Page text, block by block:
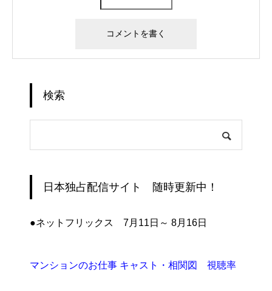
検索
日本独占配信サイト 随時更新中！
●ネットフリックス 7月11日～ 8月16日
マンションのお仕事 キャスト・相関図 視聴率